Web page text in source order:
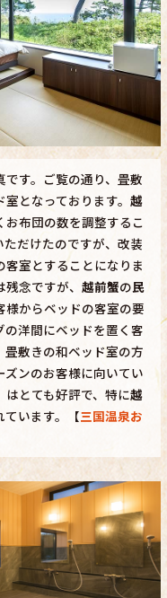
す。ご覧の通り、畳敷
となっております。 越
布団の数を調整するこ
だけたのですが、改装
室とすることになりま
念ですが、 越前蟹の民
様からベッドの客室の要
洋間にベッドを置く客
敷きの和ベッド室の方
ズンのお客様に向いてい
とても好評で、特に越
ています。【三国温泉お